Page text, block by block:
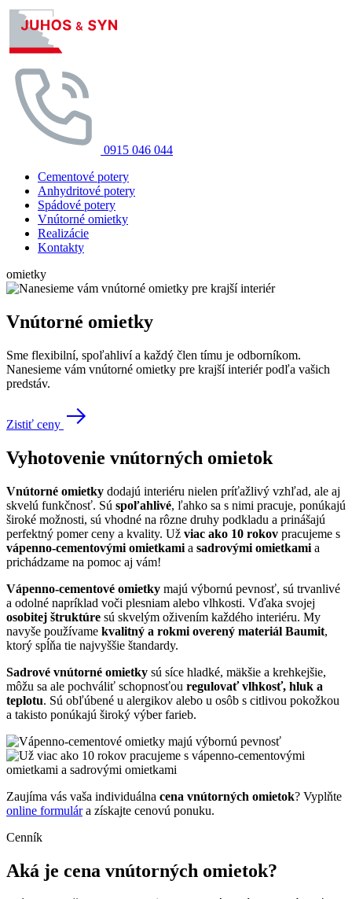
0915 046 044
Cementové potery
Anhydritové potery
Spádové potery
Vnútorné omietky
Realizácie
Kontakty
omietky
Vnútorné omietky
Sme flexibilní, spoľahliví a každý člen tímu je odborníkom.
Nanesieme vám vnútorné omietky pre krajší interiér podľa vašich
predstáv.
Zistiť ceny
Vyhotovenie vnútorných omietok
Vnútorné omietky dodajú interiéru nielen príťažlivý vzhľad, ale aj
skvelú funkčnosť. Sú spoľahlivé, ľahko sa s nimi pracuje, ponúkajú
široké možnosti, sú vhodné na rôzne druhy podkladu a prinášajú
perfektný pomer ceny a kvality. Už viac ako 10 rokov pracujeme s
vápenno-cementovými omietkami a sadrovými omietkami a
prichádzame na pomoc aj vám!
Vápenno-cementové omietky majú výbornú pevnosť, sú trvanlivé
a odolné napríklad voči plesniam alebo vlhkosti. Vďaka svojej
osobitej štruktúre sú skvelým oživením každého interiéru. My
navyše používame kvalitný a rokmi overený materiál Baumit,
ktorý spĺňa tie najvyššie štandardy.
Sadrové vnútorné omietky sú síce hladké, mäkšie a krehkejšie,
môžu sa ale pochváliť schopnosťou regulovať vlhkosť, hluk a
teplotu. Sú obľúbené u alergikov alebo u osôb s citlivou pokožkou
a takisto ponúkajú široký výber farieb.
Zaujíma vás vaša individuálna cena vnútorných omietok? Vyplňte
online formulára získajte cenovú ponuku.
Cenník
Aká je cena vnútorných omietok?